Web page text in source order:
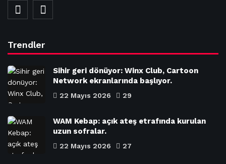
Trendler
Sihir geri dönüyor: Winx Club, Cartoon
Network ekranlarında başlıyor.
22 Mayıs 2026 29
WAM Kebap: açık ateş etrafında kurulan
uzun sofralar.
22 Mayıs 2026 27